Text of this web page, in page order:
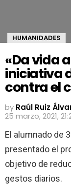
HUMANIDADES
«Da vida
iniciativa
contra el
by Raúl Ruiz
25 marzo, 2021,
El alumnado de
presentado el
objetivo de
gestos diarios.